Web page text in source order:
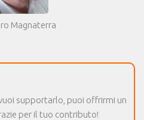
Magnaterra
supportarlo, puoi offrirmi un
per il tuo contributo!